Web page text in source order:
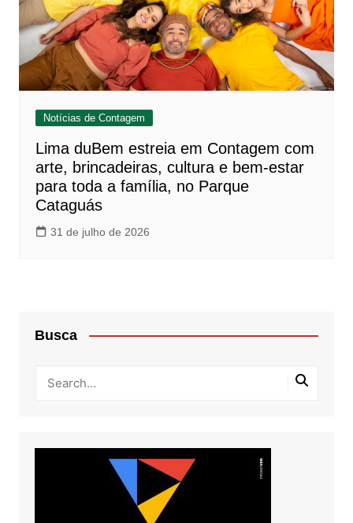
Notícias de Contagem
Lima duBem estreia em Contagem com
arte, brincadeiras, cultura e bem-estar
para toda a família, no Parque
Cataguás
31 de julho de 2026
Busca